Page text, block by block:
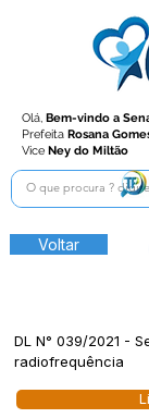
Olá, Bem-vindo a
Prefeita Rosana
Vice Ney do Miltão
Voltar
DL N° 039/2021 -
radiofrequência